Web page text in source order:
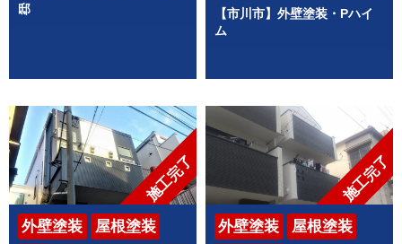
邸
【市川市】外壁塗装・Pハイ
ム
施工完了
外壁塗装 屋根塗装
施工完了
外壁塗装
屋根塗装